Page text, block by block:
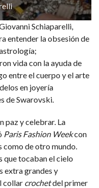
Schiaparelli,
entender la obsesión de
vida con la ayuda de
entre el cuerpo y el arte
en joyería
de Swarovski.
paz y celebrar. La
Paris Fashion Weekcon
de otro mundo.
que tocaban el cielo
extra grandes y
collar crochetdel primer